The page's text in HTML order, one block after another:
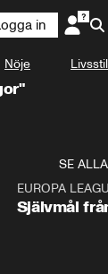
in
Nöje Livsstil
SE ALLA
EUROPA
Självmål